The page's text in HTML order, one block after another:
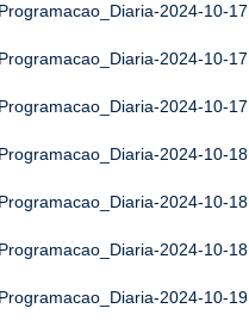
Programacao_Diaria-2024-10-17
Programacao_Diaria-2024-10-17
Programacao_Diaria-2024-10-17
Programacao_Diaria-2024-10-18
Programacao_Diaria-2024-10-18
Programacao_Diaria-2024-10-18
Programacao_Diaria-2024-10-19